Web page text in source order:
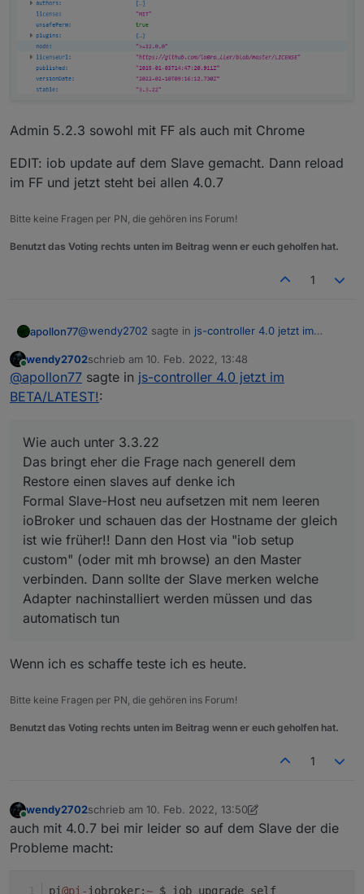
Admin 5.2.3 sowohl mit FF als auch mit Chrome
EDIT: iob update auf dem Slave gemacht. Dann reload
im FF und jetzt steht bei allen 4.0.7
Bitte keine Fragen per PN, die gehören ins Forum!
Benutzt das Voting rechts unten im Beitrag wenn er euch geholfen hat.
1
apollon77@wendy2702 sagte in js-controller 4.0 jetzt im
Sollte die oder 4.0.6 schon im latest sichtbar
sein?
Naja eher die 4.0.7 inzwischen :-) Aber ja ... sollte
Noch ne Frage. Wie läuft unter JS4.x ein
Restore eines Slaves?
Wie auch unter 3.3.22 :-)
Das bringt eher die Frage nach generell dem Restore
einen slaves auf denke ich :-)
Formal Slave-Host neu aufsetzen mit nem leeren
ioBroker und schauen das der Hostname der gleich
ist wie früher!! Dann den Host via "iob setup
custom" (oder mit mh browse) an den Master
verbinden. Dann sollte der Slave merken welche
Adapter nachinstalliert werden müssen und das
Online
wendy2702schrieb am 10. Feb. 2022, 13:48
zuletzt editiert von
@apollon77 sagte in js-controller 4.0 jetzt im
BETA/LATEST!:
Wie auch unter 3.3.22
Das bringt eher die Frage nach generell dem
Restore einen slaves auf denke ich
Formal Slave-Host neu aufsetzen mit nem leeren
ioBroker und schauen das der Hostname der gleich
ist wie früher!! Dann den Host via "iob setup
custom" (oder mit mh browse) an den Master
verbinden. Dann sollte der Slave merken welche
Adapter nachinstalliert werden müssen und das
automatisch tun
Wenn ich es schaffe teste ich es heute.
Bitte keine Fragen per PN, die gehören ins Forum!
Benutzt das Voting rechts unten im Beitrag wenn er euch geholfen hat.
1
Online
wendy2702schrieb am 10. Feb. 2022, 13:50
zuletzt editiert von wendy27022. Okt. 2022, 14:52
auch mit 4.0.7 bei mir leider so auf dem Slave der die
Probleme macht:
pi@pi - iobroker:~ $ iob upgrade self